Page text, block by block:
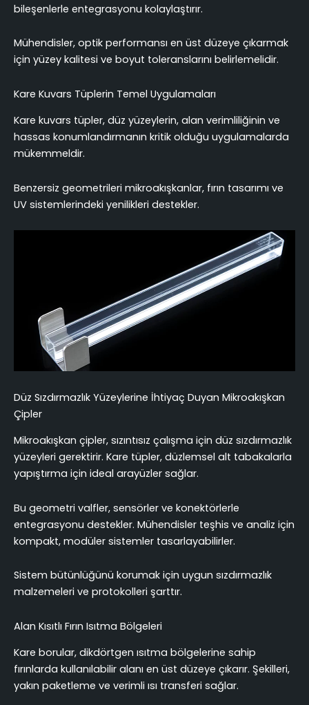
bileşenlerle entegrasyonu kolaylaştırır.
Mühendisler, optik performansı en üst düzeye çıkarmak
için yüzey kalitesi ve boyut toleranslarını belirlemelidir.
Kare Kuvars Tüplerin Temel Uygulamaları
Kare kuvars tüpler, düz yüzeylerin, alan verimliliğinin ve
hassas konumlandırmanın kritik olduğu uygulamalarda
mükemmeldir.
Benzersiz geometrileri mikroakışkanlar, fırın tasarımı ve
UV sistemlerindeki yenilikleri destekler.
Düz Sızdırmazlık Yüzeylerine İhtiyaç Duyan Mikroakışkan
Çipler
Mikroakışkan çipler, sızıntısız çalışma için düz sızdırmazlık
yüzeyleri gerektirir. Kare tüpler, düzlemsel alt tabakalarla
yapıştırma için ideal arayüzler sağlar.
Bu geometri valfler, sensörler ve konektörlerle
entegrasyonu destekler. Mühendisler teşhis ve analiz için
kompakt, modüler sistemler tasarlayabilirler.
Sistem bütünlüğünü korumak için uygun sızdırmazlık
malzemeleri ve protokolleri şarttır.
Alan Kısıtlı Fırın Isıtma Bölgeleri
Kare borular, dikdörtgen ısıtma bölgelerine sahip
fırınlarda kullanılabilir alanı en üst düzeye çıkarır. Şekilleri,
yakın paketleme ve verimli ısı transferi sağlar.